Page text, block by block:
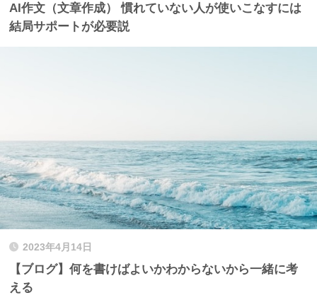
AI作文（文章作成） 慣れていない人が使いこなすには
結局サポートが必要説
2023年4月14日
【ブログ】何を書けばよいかわからないから一緒に考
える